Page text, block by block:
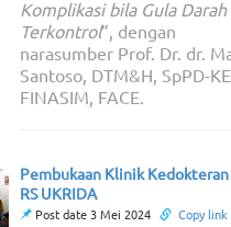
Komplikasi bila Gula Darah
Terkontrol”, dengan
narasumber Prof. Dr. dr.
Santoso, DTM&H, SpPD-
FINASIM, FACE.
Pembukaan Klinik
RS UKRIDA
Post date 3 Mei 2024 Copy link